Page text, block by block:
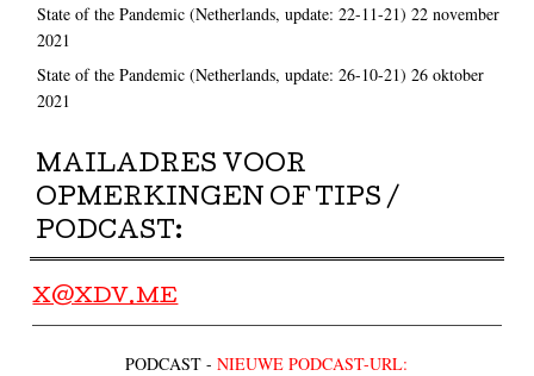
State of the Pandemic (Netherlands, update: 22-11-21) 22 november
2021
State of the Pandemic (Netherlands, update: 26-10-21) 26 oktober
2021
MAILADRES VOOR
OPMERKINGEN OF TIPS /
PODCAST:
X@XDV.ME
PODCAST -NIEUWE PODCAST-URL: